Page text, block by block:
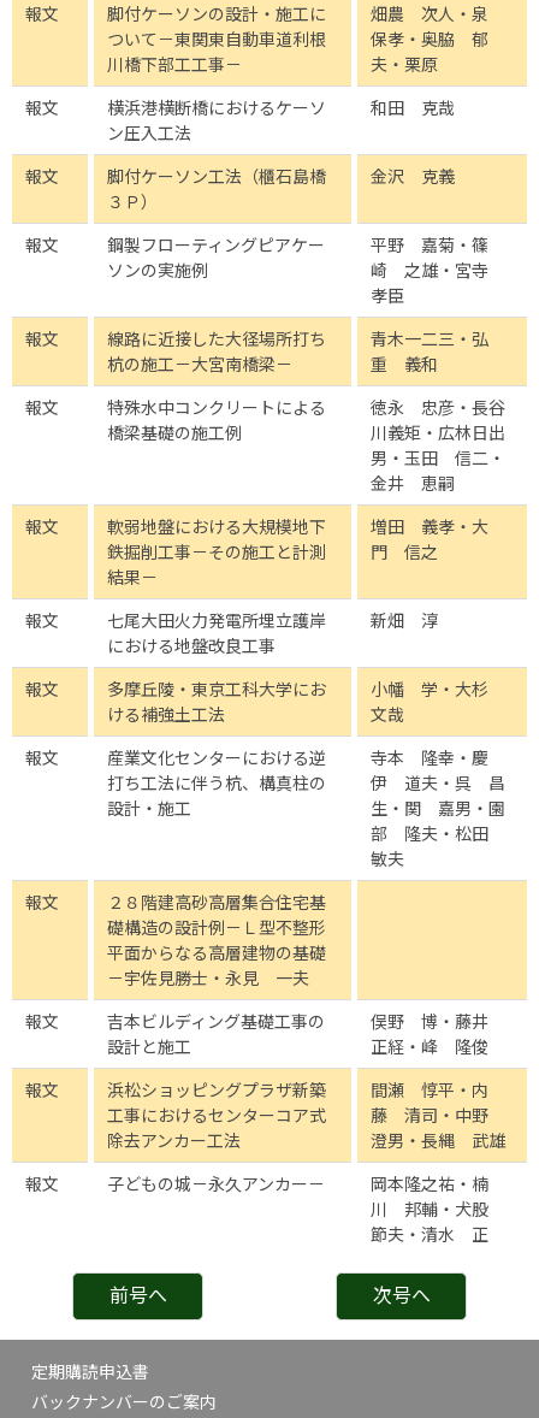
報文
脚付ケーソンの設計・施工に
ついて－東関東自動車道利根
川橋下部工工事－
畑農 次人・泉
保孝・奥脇 郁
夫・栗原
報文
横浜港横断橋におけるケーソ
ン圧入工法
和田 克哉
報文
脚付ケーソン工法（櫃石島橋
３Ｐ）
金沢 克義
報文
鋼製フローティングピアケー
ソンの実施例
平野 嘉菊・篠
崎 之雄・宮寺
孝臣
報文
線路に近接した大径場所打ち
杭の施工－大宮南橋梁－
青木一二三・弘
重 義和
報文
特殊水中コンクリートによる
橋梁基礎の施工例
徳永 忠彦・長谷
川義矩・広林日出
男・玉田 信二・
金井 恵嗣
報文
軟弱地盤における大規模地下
鉄掘削工事－その施工と計測
結果－
増田 義孝・大
門 信之
報文
七尾大田火力発電所埋立護岸
における地盤改良工事
新畑 淳
報文
多摩丘陵・東京工科大学にお
ける補強土工法
小幡 学・大杉
文哉
報文
産業文化センターにおける逆
打ち工法に伴う杭、構真柱の
設計・施工
寺本 隆幸・慶
伊 道夫・呉 昌
生・関 嘉男・園
部 隆夫・松田
敏夫
報文
２８階建高砂高層集合住宅基
礎構造の設計例－Ｌ型不整形
平面からなる高層建物の基礎
－宇佐見勝士・永見 一夫
報文
吉本ビルディング基礎工事の
設計と施工
俣野 博・藤井
正経・峰 隆俊
報文
浜松ショッピングプラザ新築
工事におけるセンターコア式
除去アンカー工法
間瀬 惇平・内
藤 清司・中野
澄男・長縄 武雄
報文
子どもの城－永久アンカー－
岡本隆之祐・楠
川 邦輔・犬股
節夫・清水 正
前号へ 次号へ
定期購読申込書
バックナンバーのご案内